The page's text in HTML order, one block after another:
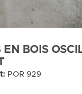
EN BOIS
POR 929